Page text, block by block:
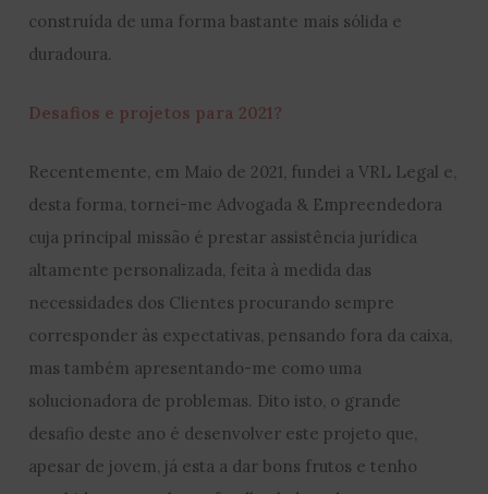
construída de uma forma bastante mais sólida e
duradoura.
Desafios e projetos para 2021?
Recentemente, em Maio de 2021, fundei a VRL Legal e,
desta forma, tornei-me Advogada & Empreendedora
cuja principal missão é prestar assistência jurídica
altamente personalizada, feita à medida das
necessidades dos Clientes procurando sempre
corresponder às expectativas, pensando fora da caixa,
mas também apresentando-me como uma
solucionadora de problemas. Dito isto, o grande
desafio deste ano é desenvolver este projeto que,
apesar de jovem, já esta a dar bons frutos e tenho